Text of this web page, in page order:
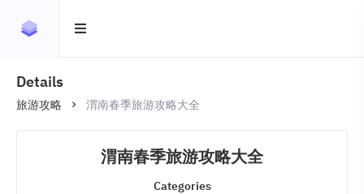
Details
旅游攻略 渭南春季旅游攻略大全
渭南春季旅游攻略大全
Categories